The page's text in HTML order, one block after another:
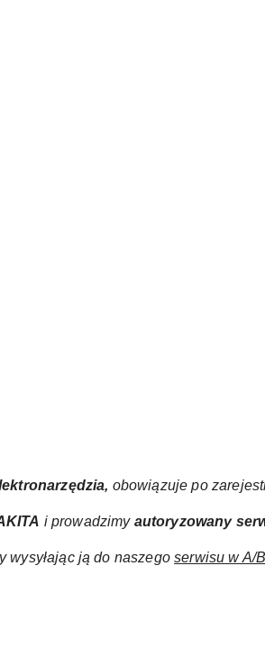
obowiązuje po
i prowadzimy autoryzowany
wysyłając ją do naszegoserwisu w A/